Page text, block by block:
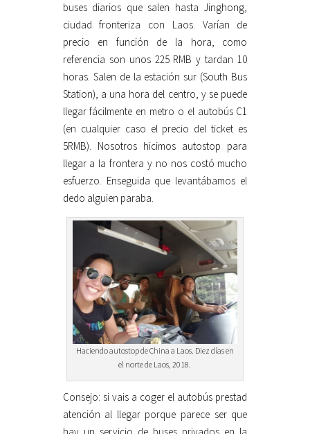
buses diarios que salen hasta Jinghong,
ciudad fronteriza con Laos. Varían de
precio en función de la hora, como
referencia son unos 225 RMB y tardan 10
horas. Salen de la estación sur (South Bus
Station), a una hora del centro, y se puede
llegar fácilmente en metro o el autobús C1
(en cualquier caso el precio del ticket es
5RMB). Nosotros hicimos autostop para
llegar a la frontera y no nos costó mucho
esfuerzo. Enseguida que levantábamos el
dedo alguien paraba.
Haciendo autostop de China a Laos. Diez días en
el norte de Laos, 2018.
Consejo: si vais a coger el autobús prestad
atención al llegar porque parece ser que